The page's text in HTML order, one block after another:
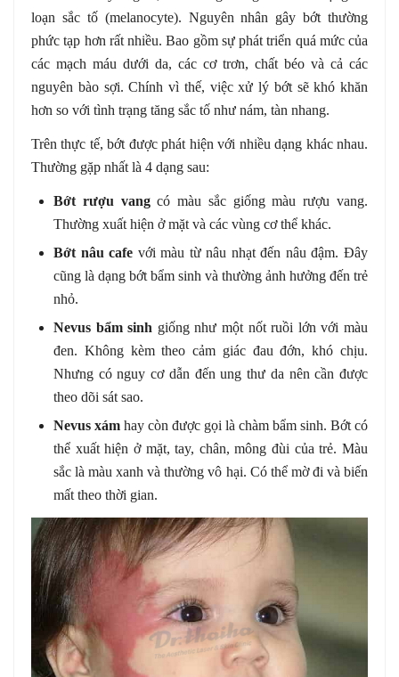
loạn sắc tố (melanocyte). Nguyên nhân gây bớt thường
phức tạp hơn rất nhiều. Bao gồm sự phát triển quá mức của
các mạch máu dưới da, các cơ trơn, chất béo và cả các
nguyên bào sợi. Chính vì thế, việc xử lý bớt sẽ khó khăn
hơn so với tình trạng tăng sắc tố như nám, tàn nhang.
Trên thực tế, bớt được phát hiện với nhiều dạng khác nhau.
Thường gặp nhất là 4 dạng sau:
Bớt rượu vangcó màu sắc giống màu rượu vang.
Thường xuất hiện ở mặt và các vùng cơ thể khác.
Bớt nâu cafe với màu từ nâu nhạt đến nâu đậm. Đây
cũng là dạng bớt bẩm sinh và thường ảnh hưởng đến trẻ
nhỏ.
Nevus bẩm sinh giống như một nốt ruồi lớn với màu
đen. Không kèm theo cảm giác đau đớn, khó chịu.
Nhưng có nguy cơ dẫn đến ung thư da nên cần được
theo dõi sát sao.
Nevus xám hay còn được gọi là chàm bẩm sinh. Bớt có
thể xuất hiện ở mặt, tay, chân, mông đùi của trẻ. Màu
sắc là màu xanh và thường vô hại. Có thể mờ đi và biến
mất theo thời gian.